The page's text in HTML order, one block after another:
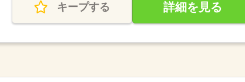
キープする 詳細を見る